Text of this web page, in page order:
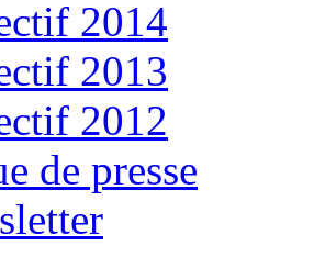
2014
2013
2012
de presse